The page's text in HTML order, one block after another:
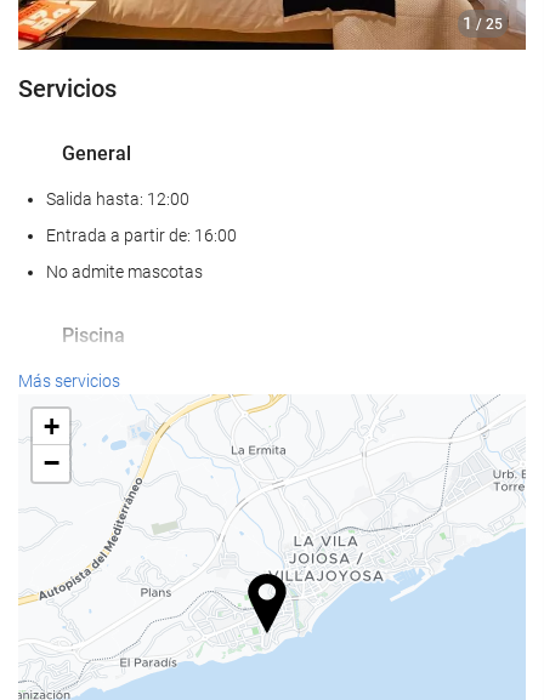
1 / 25
Servicios
General
Salida hasta: 12:00
Entrada a partir de: 16:00
No admite mascotas
Piscina
Piscina
Servicios de recepción
Guardaequipaje
Estacionamiento
Estacionamiento
Acceso a Internet
Más servicios
+
−